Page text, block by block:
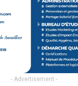
- Advertisement -